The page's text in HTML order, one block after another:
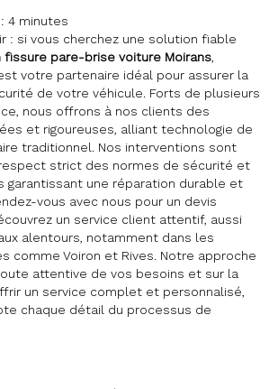
4 minutes
: si vous cherchez une solution fiable
fissure pare-brise voiture Moirans,
est votre partenaire idéal pour assurer la
de votre véhicule. Forts de plusieurs
nous offrons à nos clients des
et rigoureuses, alliant technologie de
traditionnel. Nos interventions sont
strict des normes de sécurité et
garantissant une réparation durable et
vous avec nous pour un devis
un service client attentif, aussi
alentours, notamment dans les
comme Voiron et Rives. Notre approche
attentive de vos besoins et sur la
un service complet et personnalisé,
chaque détail du processus de